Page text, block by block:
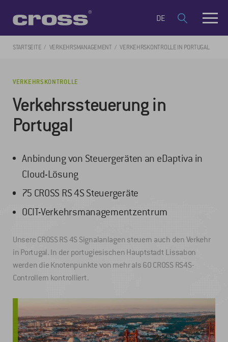
DE
STARTSEITE VERKEHRSMANAGEMENT VERKEHRSKONTROLLE IN PORTUGAL
VERKEHRSKONTROLLE
Verkehrssteuerung in
Portugal
Anbindung von Steuergeräten an eDaptiva in
Cloud-Lösung
75 CROSS RS 4S Steuergeräte
OCIT-Verkehrsmanagementzentrum
Unsere CROSS RS 4S Signalanlagen steuern auch den Verkehr
in Portugal. In der portugiesischen Hauptstadt Lissabon
werden die Knotenpunkte von mehr als 60 CROSS RS4S-
Controllern kontrolliert.